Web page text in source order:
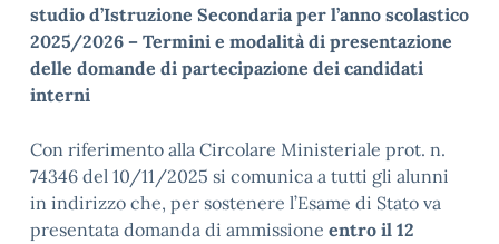
studio d’Istruzione Secondaria per l’anno scolastico
2025/2026 – Termini e modalità di presentazione
delle domande di partecipazione dei candidati
interni
Con riferimento alla Circolare Ministeriale prot. n.
74346 del 10/11/2025 si comunica a tutti gli alunni
in indirizzo che, per sostenere l’Esame di Stato va
presentata domanda di ammissione entro il 12